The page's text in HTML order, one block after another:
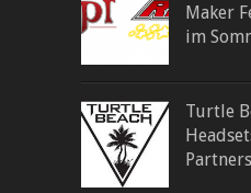
Maker
im
Turtle